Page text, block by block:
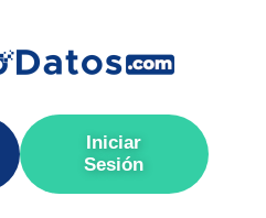
Iniciar
Sesión